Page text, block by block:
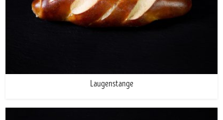
Laugenstange